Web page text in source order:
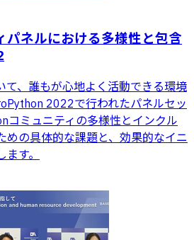
パネルにおける多様性と包含
て、誰もが心地よく活動できる環境
2022で行われたパネルセッ
コミュニティの多様性とインクル
めの具体的な課題と、効果的なイニ
す。